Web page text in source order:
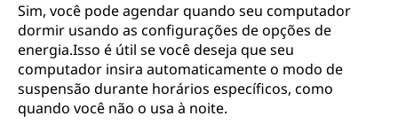
Sim, você pode agendar quando seu computador
dormir usando as configurações de opções de
energia.Isso é útil se você deseja que seu
computador insira automaticamente o modo de
suspensão durante horários específicos, como
quando você não o usa à noite.